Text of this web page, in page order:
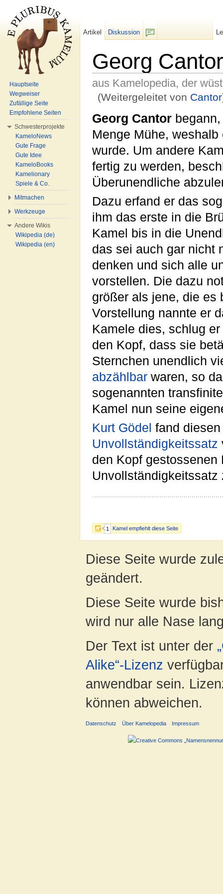
Georg Cantor
aus Kamelopedia, der
(Weitergeleitet von Cantor
1 Kamel empfiehlt diese Seite
Georg Cantor
Menge Mühe,
wurde. Um andere
fertig zu werden,
Überunendliche
Dazu erfand er das
ihm das erste in die
Kamel bis in die
das sei auch gar nicht
denken und sich alle
vorstellen. Die dazu
größer als jene, die es
Vorstellung nannte er
Kamele dies, schlug
den Kopf, dass sie
Sternchen unendlich
abzählbar waren, so
sogenannten
Kamel nun seine
Kurt Gödel fand
Unvollständigkeitssatz
den Kopf
Unvollständigkeitssatz
Artikel
Diskussion
Hauptseite
Wegweiser
Zufällige Seite
Empfohlene Seiten
Schwesterprojekte
KameloNews
Gute Frage
Gute Idee
KameloBooks
Kamelionary
Spiele & Co.
Mitmachen
Werkzeuge
Andere Wikis
Wikipedia (de)
Wikipedia (en)
Diese Seite wurde
geändert.
Diese Seite wurde
wird nur alle Nase
Der Text ist unter der
Alike“-Lizenz
anwendbar sein.
können abweichen.
Datenschutz Über Kamelopedia Impressum